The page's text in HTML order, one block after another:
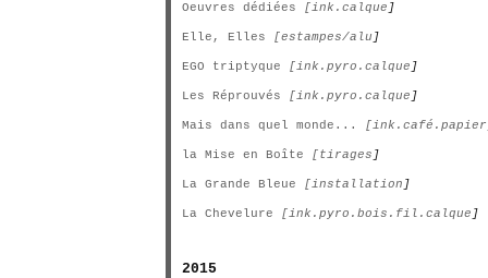
Oeuvres dédiées [ink.calque ]
Elle, Elles [estampes/alu ]
EGO triptyque [ink.pyro.calque ]
Les Réprouvés [ink.pyro.calque ]
Mais dans quel monde...
la Mise en Boîte [tirages ]
La Grande Bleue [installation ]
La Chevelure [ink.pyro.bois.fil.calque ]
2015